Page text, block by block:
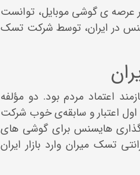
عرصه ی گوشی موبایل، توانست
در ایران، توسط شرکت تسک
اعتماد مردم بود. دو مؤلفه
اول اعتبار و سابقه‌ی خوب شرکت
هایسنس برای گوشی های
تسک میران وارد بازار ایران